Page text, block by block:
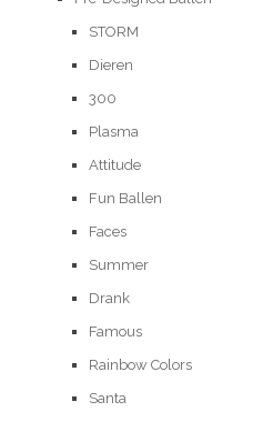
STORM
Dieren
300
Plasma
Attitude
Fun Ballen
Faces
Summer
Drank
Famous
Rainbow Colors
Santa